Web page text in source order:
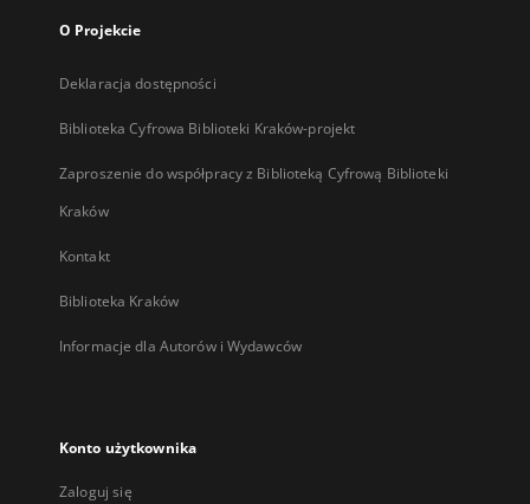
O Projekcie
Deklaracja dostępności
Biblioteka Cyfrowa Biblioteki Kraków-projekt
Zaproszenie do współpracy z Biblioteką Cyfrową Biblioteki
Kraków
Kontakt
Biblioteka Kraków
Informacje dla Autorów i Wydawców
Konto użytkownika
Zaloguj się